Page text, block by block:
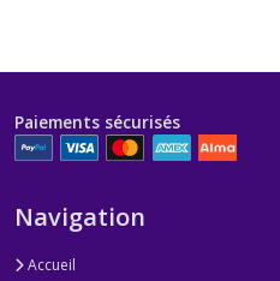
Paiements sécurisés
Navigation
Accueil